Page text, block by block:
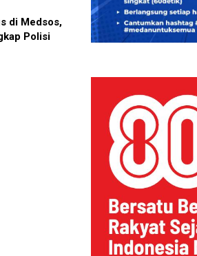
di Medsos,
Polisi